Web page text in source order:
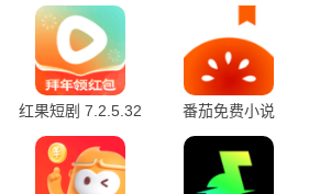
红果短剧 7.2.5.32
官方版
番茄免费小说
7.2.5.32 安卓版